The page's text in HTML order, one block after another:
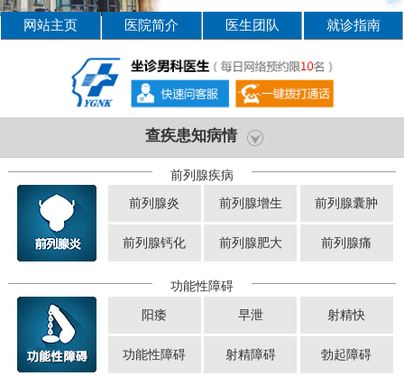
网站主页 医院简介 医生团队 就诊指南
查疾患知病情
前列腺疾病
前列腺炎 前列腺增生 前列腺囊肿
前列腺钙化 前列腺肥大 前列腺痛
功能性障碍
阳痿 早泄 射精快
功能性障碍 射精障碍 勃起障碍